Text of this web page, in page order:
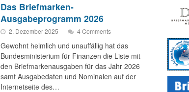
Das Briefmarken-
Ausgabeprogramm 2026
2. Dezember 2025 4 Comments
Gewohnt heimlich und unauffällig hat das
Bundesministerium für Finanzen die Liste mit
den Briefmarkenausgaben für das Jahr 2026
samt Ausgabedaten und Nominalen auf der
Internetseite des…